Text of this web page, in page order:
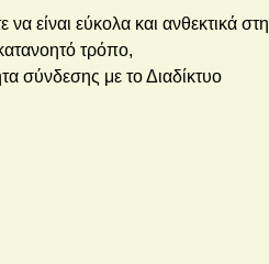
είναι εύκολα και ανθεκτικά στη
τρόπο,
σύνδεσης με το Διαδίκτυο